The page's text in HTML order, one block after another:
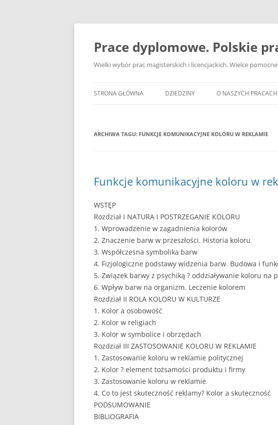
Przejdź
Prace dyplomowe. Polskie
Wielki wybór prac magisterskich i licencjackich. Wielce
STRONA GŁÓWNA DZIEDZINY
BANKOWOŚĆ
EKONOMIA
EUROPEISTYKA
FINANSE
GASTRONOMIA
HISTORIA
HOTELARSTWO
LOGISTYKA I TRANSPORT
MARKETING
O NASZYCH PRACACH
ARCHIWA TAGU: FUNKCJE KOMUNIKACYJNE KOLORU W REKLAMIE
Funkcje komunikacyjne koloru w
WSTĘP
Rozdział I NATURA I POSTRZEGANIE KOLORU
1. Wprowadzenie w zagadnienia kolorów
2. Znaczenie barw w przeszłości. Historia koloru
3. Współczesna symbolika barw
4. Fizjologiczne podstawy widzenia barw. Budowa i
5. Związek barwy z psychiką ? oddziaływanie koloru na
6. Wpływ barw na organizm. Leczenie kolorem
Rozdział II ROLA KOLORU W KULTURZE
1. Kolor a osobowość
2. Kolor w religiach
3. Kolor w symbolice i obrzędach
Rozdział III ZASTOSOWANIE KOLORU W REKLAMIE
1. Zastosowanie koloru w reklamie politycznej
2. Kolor ? element tożsamości produktu i firmy
3. Zastosowanie koloru w reklamie
4. Co to jest skuteczność reklamy? Kolor a skuteczność
PODSUMOWANIE
BIBLIOGRAFIA